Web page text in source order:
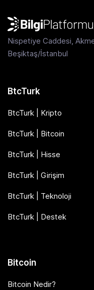
Nispetiye Caddesi,
Beşiktaş/İstanbul
BtcTurk
BtcTurk | Kripto
BtcTurk | Bitcoin
BtcTurk | Hisse
BtcTurk | Girişim
BtcTurk | Teknoloji
BtcTurk | Destek
Bitcoin
Bitcoin Nedir?